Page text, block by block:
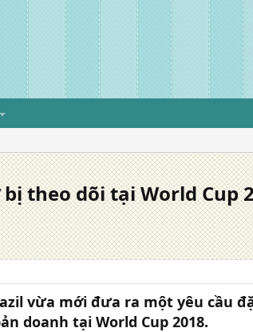
theo dõi tại World Cup
vừa mới đưa ra một yêu cầu
doanh tại World Cup 2018.